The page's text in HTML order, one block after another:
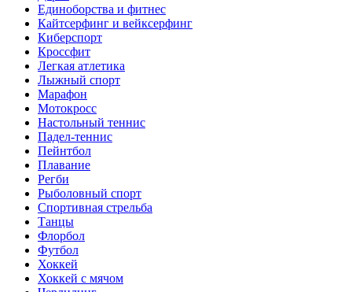
Единоборства и фитнес
Кайтсерфинг и вейксерфинг
Киберспорт
Кроссфит
Легкая атлетика
Лыжный спорт
Марафон
Мотокросс
Настольный теннис
Падел-теннис
Пейнтбол
Плавание
Регби
Рыболовный спорт
Спортивная стрельба
Танцы
Флорбол
Футбол
Хоккей
Хоккей с мячом